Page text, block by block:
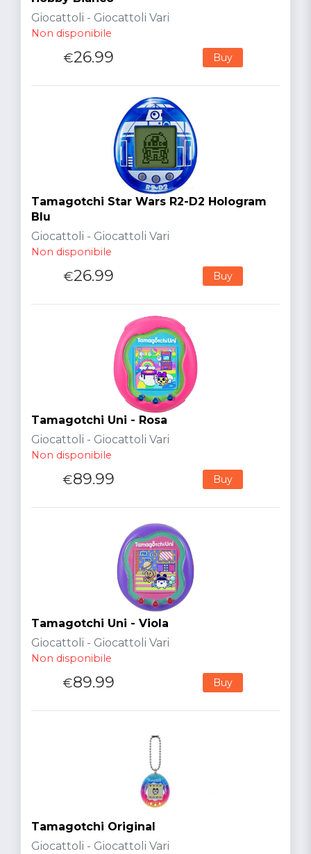
Giocattoli - Giocattoli Vari
Non disponibile
€26.99 Buy
Tamagotchi Star Wars R2-D2 Hologram
Blu
Giocattoli - Giocattoli Vari
Non disponibile
€26.99 Buy
Tamagotchi Uni - Rosa
Giocattoli - Giocattoli Vari
Non disponibile
€89.99 Buy
Tamagotchi Uni - Viola
Giocattoli - Giocattoli Vari
Non disponibile
€89.99 Buy
Tamagotchi Original
Giocattoli - Giocattoli Vari